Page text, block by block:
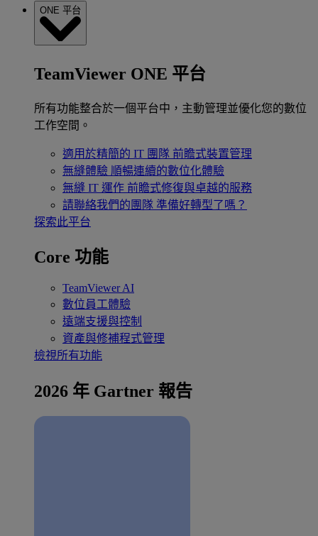
ONE 平台
TeamViewer ONE 平台
所有功能整合於一個平台中，主動管理並優化您的數位
工作空間。
適用於精簡的 IT 團隊 前瞻式裝置管理
無縫體驗 順暢連續的數位化體驗
無縫 IT 運作 前瞻式修復與卓越的服務
請聯絡我們的團隊 準備好轉型了嗎？
探索此平台
Core 功能
TeamViewer AI
數位員工體驗
遠端支援與控制
資產與修補程式管理
檢視所有功能
2026 年 Gartner 報告